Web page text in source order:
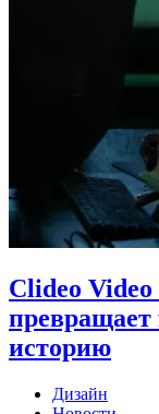
Clideo
историю
Дизайн